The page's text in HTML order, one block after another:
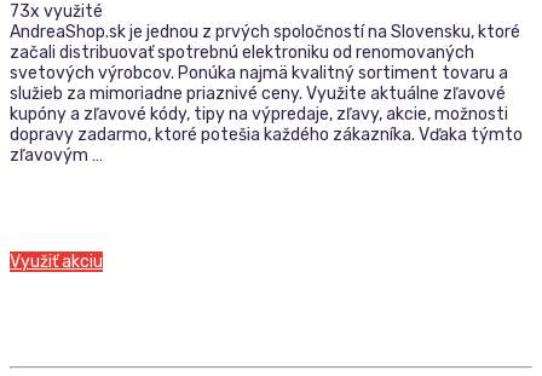
73x využité
AndreaShop.sk je jednou z prvých spoločností na Slovensku, ktoré
začali distribuovať spotrebnú elektroniku od renomovaných
svetových výrobcov. Ponúka najmä kvalitný sortiment tovaru a
služieb za mimoriadne priaznivé ceny. Využite aktuálne zľavové
kupóny a zľavové kódy, tipy na výpredaje, zľavy, akcie, možnosti
dopravy zadarmo, ktoré potešia každého zákazníka. Vďaka týmto
zľavovým …
Využiť akciu